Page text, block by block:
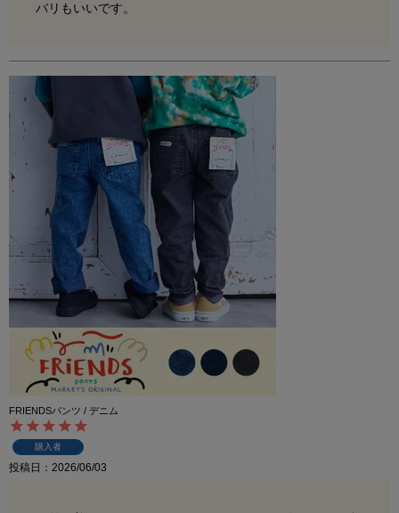
バリもいいです。
FRIENDSパンツ / デニム
購入者
投稿日 2026/06/03